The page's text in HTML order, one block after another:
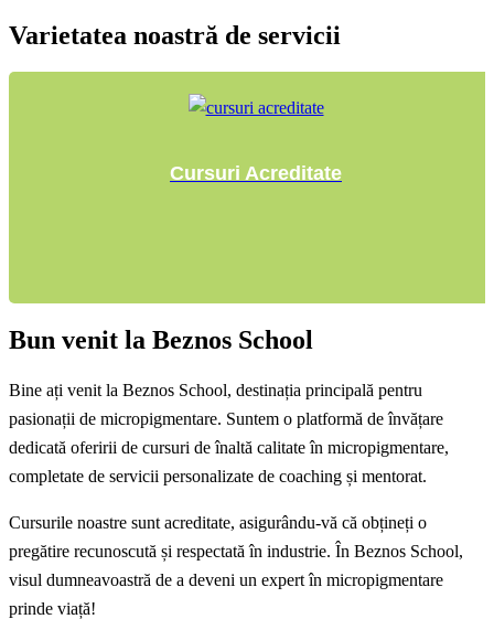
Varietatea noastră de servicii
Cursuri Acreditate
Bun venit la Beznos School
Bine ați venit la Beznos School, destinația principală pentru
pasionații de micropigmentare. Suntem o platformă de învățare
dedicată oferirii de cursuri de înaltă calitate în micropigmentare,
completate de servicii personalizate de coaching și mentorat.
Cursurile noastre sunt acreditate, asigurându-vă că obțineți o
pregătire recunoscută și respectată în industrie. În Beznos School,
visul dumneavoastră de a deveni un expert în micropigmentare
prinde viață!